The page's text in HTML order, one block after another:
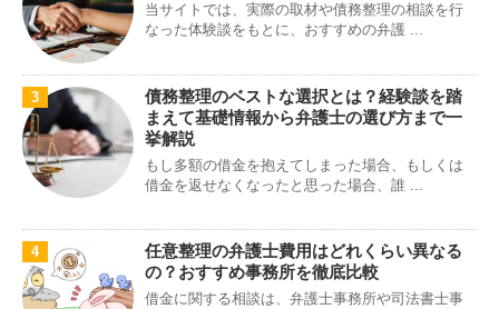
当サイトでは、実際の取材や債務整理の相談を行
なった体験談をもとに、おすすめの弁護 ...
3
債務整理のベストな選択とは？経験談を踏
まえて基礎情報から弁護士の選び方まで一
挙解説
もし多額の借金を抱えてしまった場合、もしくは
借金を返せなくなったと思った場合、誰 ...
4
任意整理の弁護士費用はどれくらい異なる
の？おすすめ事務所を徹底比較
借金に関する相談は、弁護士事務所や司法書士事